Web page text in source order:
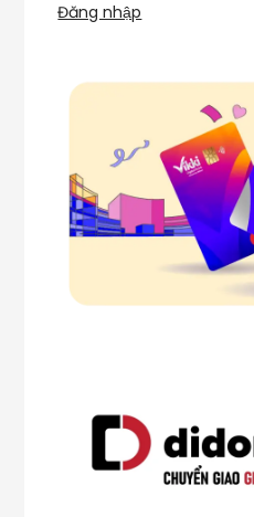
Đăng nhập